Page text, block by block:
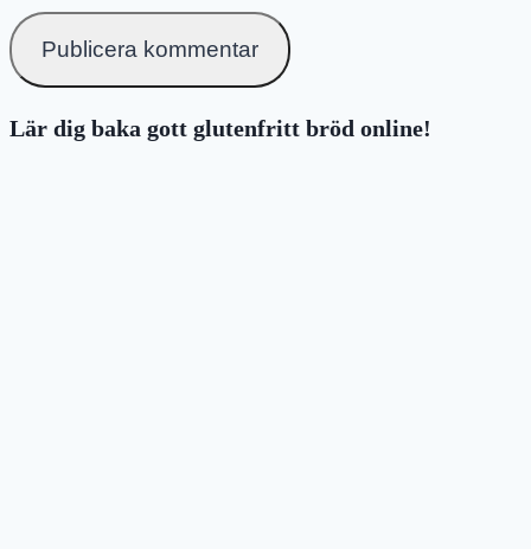
Lär dig baka gott glutenfritt bröd online!